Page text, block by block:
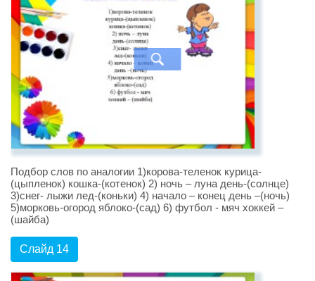
Подбор слов по аналогии 1)корова-теленок курица-
(цыпленок) кошка-(котенок) 2) ночь – луна день-(солнце)
3)снег- лыжи лед-(коньки) 4) начало – конец день –(ночь)
5)морковь-огород яблоко-(сад) 6) футбол - мяч хоккей –
(шайба)
Слайд 14